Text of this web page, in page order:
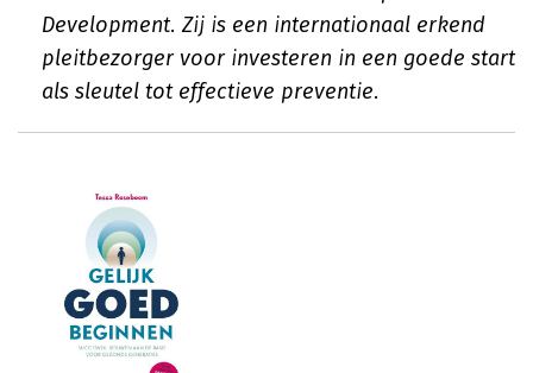
Development. Zij is een internationaal erkend
pleitbezorger voor investeren in een goede start
als sleutel tot effectieve preventie.